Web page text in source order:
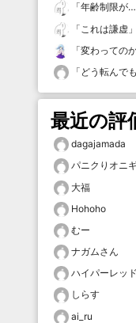
「年齢制限が…
「 これは謙虚 」
「変わっての
「 どう転んで
最近の評
dagajamada
パニクりオニ
大福
Hohoho
むー
ナガムさん
ハイパーレッド
しらす
ai_ru